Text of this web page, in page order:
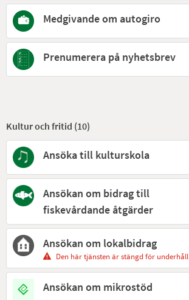
Medgivande om autogiro
Prenumerera på nyhetsbrev
Kultur och fritid (10)
Ansöka till kulturskola
Ansökan om bidrag till
fiskevårdande åtgärder
Ansökan om lokalbidrag
Den här tjänsten är stängd för underhåll
Ansökan om mikrostöd